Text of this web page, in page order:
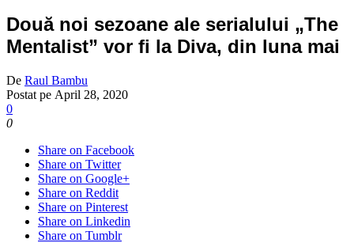
Două noi sezoane ale serialului „The
Mentalist” vor fi la Diva, din luna mai
De Raul Bambu
Postat pe April 28, 2020
0
0
Share on Facebook
Share on Twitter
Share on Google+
Share on Reddit
Share on Pinterest
Share on Linkedin
Share on Tumblr